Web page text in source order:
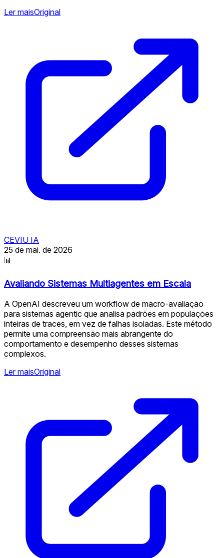
Ler maisOriginal
CEVIU IA
25 de mai. de 2026
📊
Avaliando Sistemas Multiagentes em Escala
A OpenAI descreveu um workflow de macro-avaliação
para sistemas agentic que analisa padrões em populações
inteiras de traces, em vez de falhas isoladas. Este método
permite uma compreensão mais abrangente do
comportamento e desempenho desses sistemas
complexos.
Ler maisOriginal